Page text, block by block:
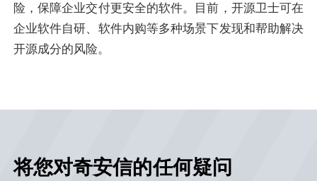
险，保障企业交付更安全的软件。目前，开源卫士可在
企业软件自研、软件内购等多种场景下发现和帮助解决
开源成分的风险。
将您对奇安信的任何疑问